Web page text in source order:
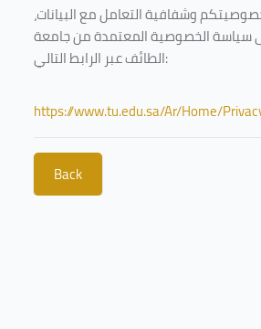
وشفافية التعامل مع البيانات،
سياسة الخصوصية المعتمدة من جامعة
الطائف عبر الرابط التالي:
https://www.tu.edu.sa/Ar/Home/
Back